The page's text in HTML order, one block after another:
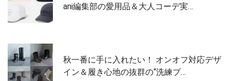
ani編集部の愛用品＆大人コーデ実…
秋一番に手に入れたい！ オンオフ対応デザ
イン＆履き心地の抜群の“洗練ブ…